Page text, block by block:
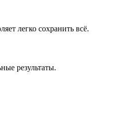
легко сохранить всё.
результаты.